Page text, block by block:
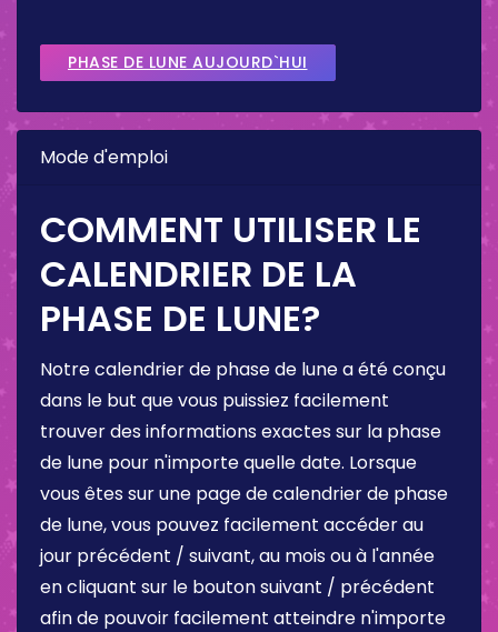
PHASE DE LUNE AUJOURD`HUI
Mode d'emploi
COMMENT UTILISER LE
CALENDRIER DE LA
PHASE DE LUNE?
Notre calendrier de phase de lune a été conçu
dans le but que vous puissiez facilement
trouver des informations exactes sur la phase
de lune pour n'importe quelle date. Lorsque
vous êtes sur une page de calendrier de phase
de lune, vous pouvez facilement accéder au
jour précédent / suivant, au mois ou à l'année
en cliquant sur le bouton suivant / précédent
afin de pouvoir facilement atteindre n'importe